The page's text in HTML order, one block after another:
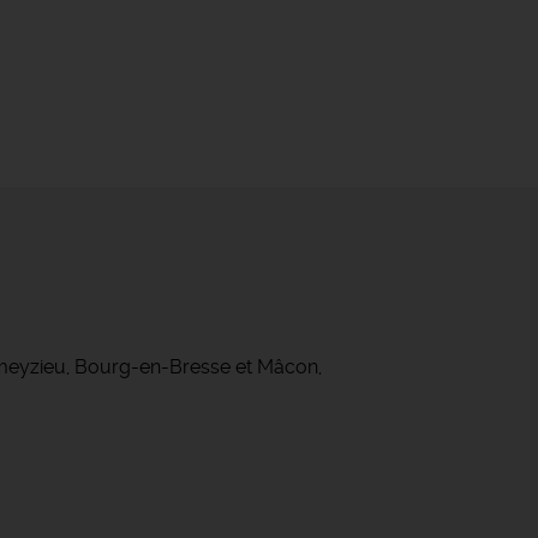
Bourg-en-Bresse et Mâcon,